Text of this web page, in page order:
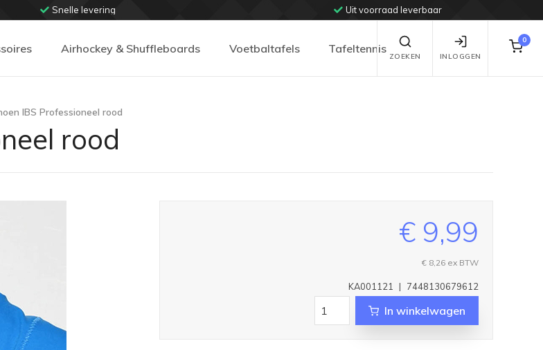
Snelle levering Uit voorraad leverbaar
Airhockey & Shuffleboards Voetbaltafels Tafeltennis
ZOEKEN INLOGGEN
0
IBS Professioneel rood
rood
€ 9,99
€ 8,26 ex BTW
7448130679612
|
KA001121
In winkelwagen